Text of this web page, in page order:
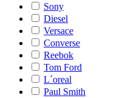
Sony
Diesel
Versace
Converse
Reebok
Tom Ford
L´oreal
Paul Smith